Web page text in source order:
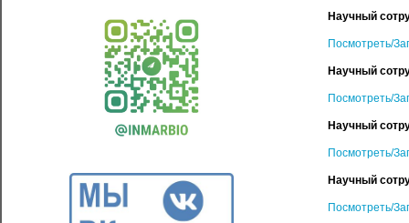
Научный
Посмотреть/
Научный
Посмотреть/
Научный
Посмотреть/
Научный
Посмотреть/